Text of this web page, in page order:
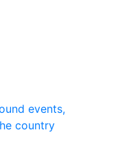
events,
country